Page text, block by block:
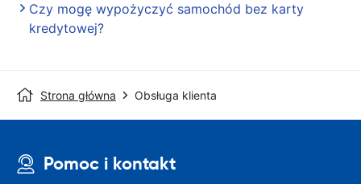
Czy mogę wypożyczyć samochód bez karty
kredytowej?
Strona główna Obsługa klienta
Pomoc i kontakt